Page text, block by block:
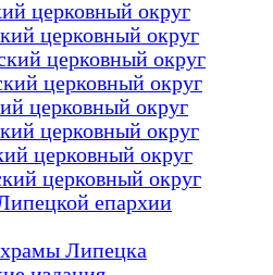
церковный округ
церковный округ
церковный округ
церковный округ
церковный округ
церковный округ
церковный округ
церковный округ
епархии
Липецка